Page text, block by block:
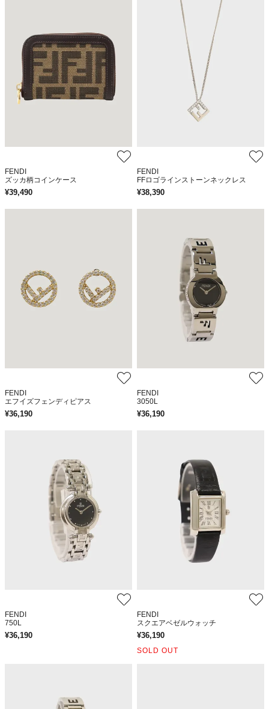
FENDI
ズッカ柄コインケース
¥39,490
FENDI
FFロゴラインストーンネックレス
¥38,390
FENDI
エフイズフェンディピアス
¥36,190
FENDI
3050L
¥36,190
FENDI
750L
¥36,190
FENDI
スクエアベゼルウォッチ
¥36,190
SOLD OUT